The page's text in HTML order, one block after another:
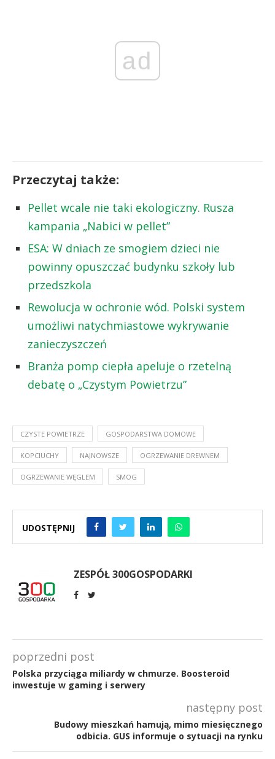
ad
Przeczytaj także:
Pellet wcale nie taki ekologiczny. Rusza
kampania „Nabici w pellet”
ESA: W dniach ze smogiem dzieci nie
powinny opuszczać budynku szkoły lub
przedszkola
Rewolucja w ochronie wód. Polski system
umożliwi natychmiastowe wykrywanie
zanieczyszczeń
Branża pomp ciepła apeluje o rzetelną
debatę o „Czystym Powietrzu”
CZYSTE POWIETRZE GOSPODARSTWA DOMOWE
KOPCIUCHY NAJNOWSZE OGRZEWANIE DREWNEM
OGRZEWANIE WĘGLEM SMOG
UDOSTĘPNIJ
ZESPÓŁ 300GOSPODARKI
poprzedni post
Polska przyciąga miliardy w chmurze. Boosteroid
inwestuje w gaming i serwery
następny post
Budowy mieszkań hamują, mimo miesięcznego
odbicia. GUS informuje o sytuacji na rynku